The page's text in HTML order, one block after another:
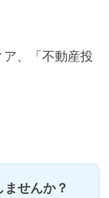
ア 、「不動産投
ませんか？